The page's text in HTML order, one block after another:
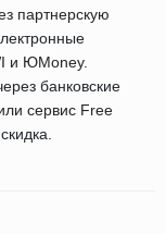
партнерскую
и ЮMoney.
банковские
сервис Free